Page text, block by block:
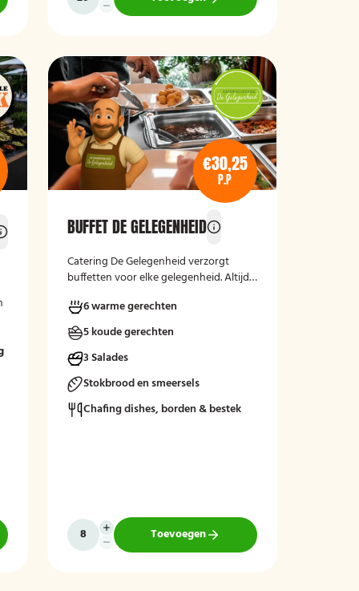
€30,25
P.P
BUFFET DE GELEGENHEID
Catering De Gelegenheid verzorgt
buffetten voor elke gelegenheid. Altijd
moment.
6 warme gerechten
5 koude gerechten
3 Salades
Stokbrood en smeersels
Chafing dishes, borden & bestek
Toevoegen